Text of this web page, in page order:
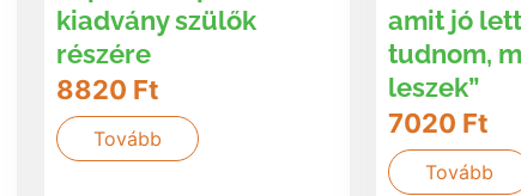
kiadvány szülők
részére
8820 Ft
Tovább
amit jó
tudnom,
leszek”
7020 Ft
Tovább